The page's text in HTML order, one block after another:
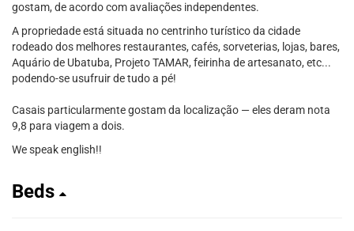
gostam, de acordo com avaliações independentes.
A propriedade está situada no centrinho turístico da cidade
rodeado dos melhores restaurantes, cafés, sorveterias, lojas, bares,
Aquário de Ubatuba, Projeto TAMAR, feirinha de artesanato, etc...
podendo-se usufruir de tudo a pé!
Casais particularmente gostam da localização — eles deram nota
9,8 para viagem a dois.
We speak english!!
Beds